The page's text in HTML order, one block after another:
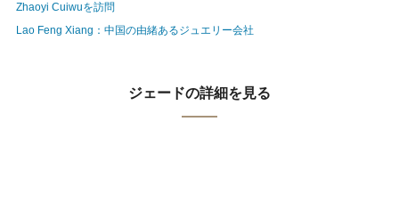
Zhaoyi Cuiwuを訪問
Lao Feng Xiang：中国の由緒あるジュエリー会社
ジェードの詳細を見る